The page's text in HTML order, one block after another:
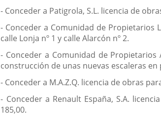
- Conceder a Patigrola, S.L. licencia de
- Conceder a Comunidad de Propietarios
calle Lonja nº 1 y calle Alarcón nº 2.
- Conceder a Comunidad de
construcción de unas nuevas escaleras
- Conceder a M.A.Z.Q. licencia de obras
- Conceder a Renault España, S.A.
185,00.